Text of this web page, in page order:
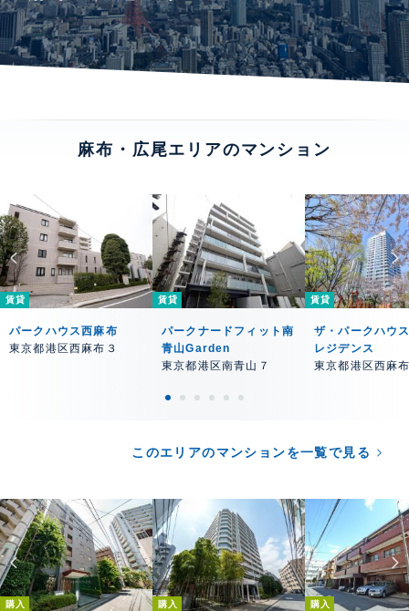
麻布・広尾エリアのマンション
賃貸
パークハウス西麻布
東京都港区西麻布３
賃貸
パークナードフィット南
青山Garden
東京都港区南青山７
賃貸
ザ・パークハウ
レジデンス
東京都港区西麻
このエリアのマンションを一覧で見る
購入 購入 購入